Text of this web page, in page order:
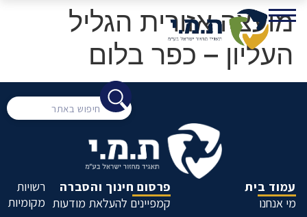
מועצה אזורית הגליל
העליון – כפר בלום
עמוד בית
מי אנחנו
פרסום חינוך והסברה
קמפיינים להעלאת מודעות
רשויות
מקומיות